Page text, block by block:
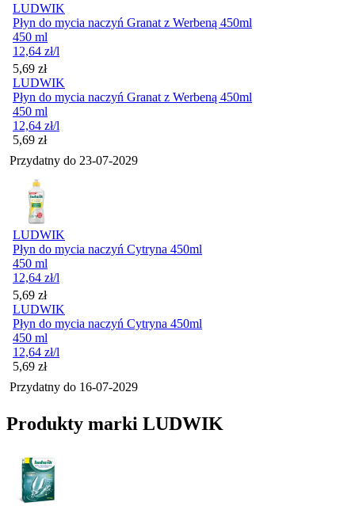
LUDWIK
Płyn do mycia naczyń Granat z Werbeną 450ml
450 ml
12,64 zł/l
Cena
5,69 zł
LUDWIK
Płyn do mycia naczyń Granat z Werbeną 450ml
450 ml
12,64 zł/l
Cena
5,69 zł
Przydatny do 23-07-2029
LUDWIK
Płyn do mycia naczyń Cytryna 450ml
450 ml
12,64 zł/l
Cena
5,69 zł
LUDWIK
Płyn do mycia naczyń Cytryna 450ml
450 ml
12,64 zł/l
Cena
5,69 zł
Przydatny do 16-07-2029
Produkty marki LUDWIK